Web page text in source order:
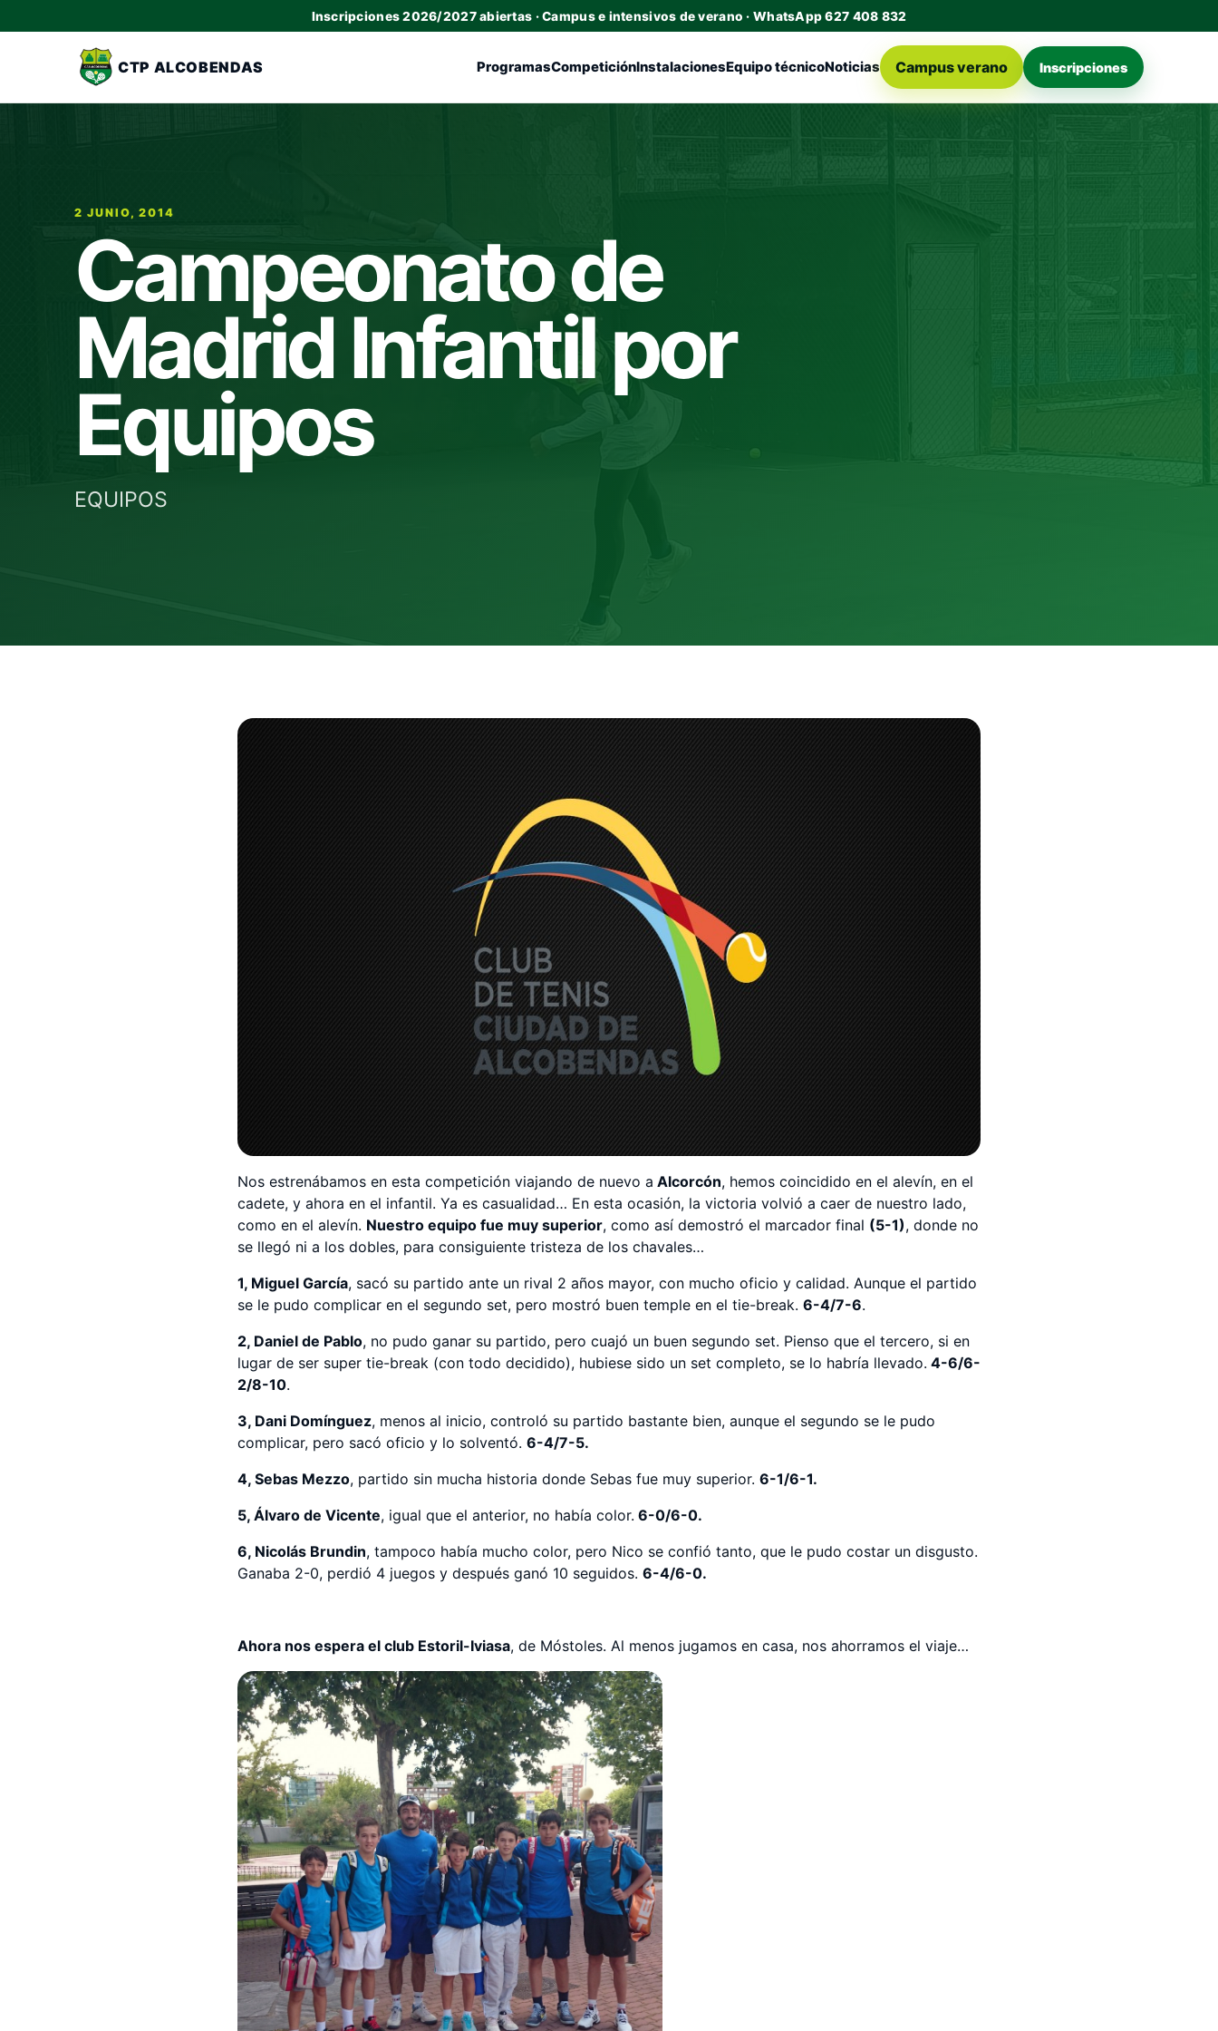
Inscripciones 2026/2027 abiertas · Campus e intensivos de verano · WhatsApp 627 408 832
CTP ALCOBENDAS ProgramasCompeticiónInstalacionesEquipo técnicoNoticias Campus verano Inscripciones
2 JUNIO, 2014
Campeonato de
Madrid Infantil por
Equipos
EQUIPOS
Nos estrenábamos en esta competición viajando de nuevo a Alcorcón, hemos coincidido en el alevín, en el
cadete, y ahora en el infantil. Ya es casualidad… En esta ocasión, la victoria volvió a caer de nuestro lado,
como en el alevín. Nuestro equipo fue muy superior, como así demostró el marcador final (5-1), donde no
se llegó ni a los dobles, para consiguiente tristeza de los chavales…
1, Miguel García, sacó su partido ante un rival 2 años mayor, con mucho oficio y calidad. Aunque el partido
se le pudo complicar en el segundo set, pero mostró buen temple en el tie-break. 6-4/7-6.
2, Daniel de Pablo, no pudo ganar su partido, pero cuajó un buen segundo set. Pienso que el tercero, si en
lugar de ser super tie-break (con todo decidido), hubiese sido un set completo, se lo habría llevado. 4-6/6-
2/8-10.
3, Dani Domínguez, menos al inicio, controló su partido bastante bien, aunque el segundo se le pudo
complicar, pero sacó oficio y lo solventó. 6-4/7-5.
4, Sebas Mezzo, partido sin mucha historia donde Sebas fue muy superior. 6-1/6-1.
5, Álvaro de Vicente, igual que el anterior, no había color. 6-0/6-0.
6, Nicolás Brundin, tampoco había mucho color, pero Nico se confió tanto, que le pudo costar un disgusto.
Ganaba 2-0, perdió 4 juegos y después ganó 10 seguidos. 6-4/6-0.
Ahora nos espera el club Estoril-Iviasa, de Móstoles. Al menos jugamos en casa, nos ahorramos el viaje…